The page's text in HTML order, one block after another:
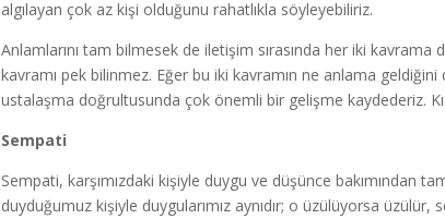
algılayan çok az kişi olduğunu rahatlıkla söyleyebiliriz.
Anlamlarını tam bilmesek de iletişim sırasında her iki
kavramı pek bilinmez. Eğer bu iki kavramın ne anlama
ustalaşma doğrultusunda çok önemli bir gelişme kaydederiz.
Sempati
Sempati, karşımızdaki kişiyle duygu ve düşünce bakımından
duyduğumuz kişiyle duygularımız aynıdır; o üzülüyorsa